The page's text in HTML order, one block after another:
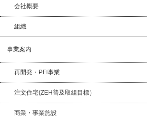
会社概要
組織
事業案内
再開発・PFI事業
注文住宅(ZEH普及取組目標）
商業・事業施設